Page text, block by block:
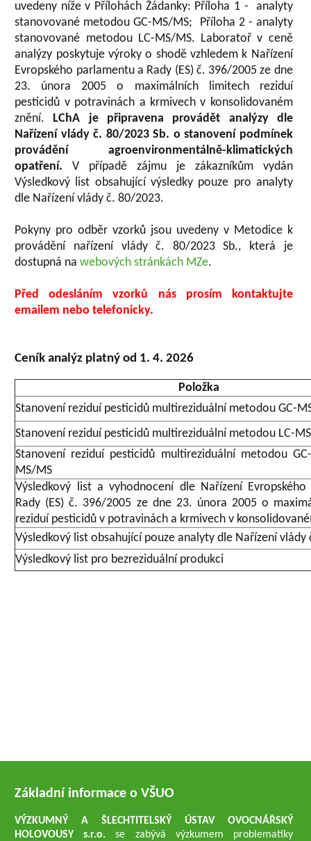
uvedeny níže v Přílohách Žádanky: Příloha 1 - analyty
stanovované metodou GC-MS/MS; Příloha 2 - analyty
stanovované metodou LC-MS/MS. Laboratoř v ceně
analýzy poskytuje výroky o shodě vzhledem k Nařízení
Evropského parlamentu a Rady (ES) č. 396/2005 ze dne
23. února 2005 o maximálních limitech reziduí
pesticidů v potravinách a krmivech v konsolidovaném
znění. LChA je připravena provádět analýzy dle
Nařízení vlády č. 80/2023 Sb. o stanovení podmínek
provádění agroenvironmentálně-klimatických
opatření. V případě zájmu je zákazníkům vydán
Výsledkový list obsahující výsledky pouze pro analyty
dle Nařízení vlády č. 80/2023.
Pokyny pro odběr vzorků jsou uvedeny v Metodice k
provádění nařízení vlády č. 80/2023 Sb., která je
dostupná nawebových stránkách MZe.
Před odesláním vzorků nás prosím kontaktujte
emailem nebo telefonicky.
Ceník analýz platný od 1. 4. 2026
Položka
Stanovení reziduí pesticidů multireziduální metodou GC-
Stanovení reziduí pesticidů multireziduální metodou LC-
Stanovení reziduí pesticidů multireziduální metodou
MS/MS
Výsledkový list a vyhodnocení dle Nařízení
Rady (ES) č. 396/2005 ze dne 23. února 2005 o
reziduí pesticidů v potravinách a krmivech v
Výsledkový list obsahující pouze analyty dle Nařízení vlády
Výsledkový list pro bezreziduální produkci
Základní informace o VŠUO
VÝZKUMNÝ A ŠLECHTITELSKÝ ÚSTAV OVOCNÁŘSKÝ
HOLOVOUSY s.r.o.se zabývá výzkumem problematiky